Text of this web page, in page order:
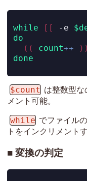
while [[ -e
do
((
count++
))
done
$count は整数型な
メント可能。
while でファイル
トをインクリメント
変換の判定